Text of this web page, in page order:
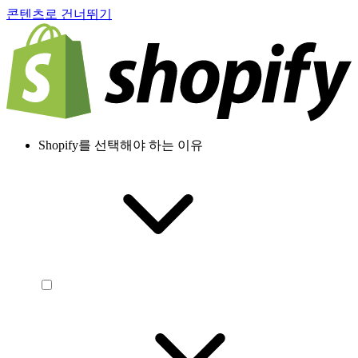
콘텐츠로 건너뛰기
Shopify를 선택해야 하는 이유